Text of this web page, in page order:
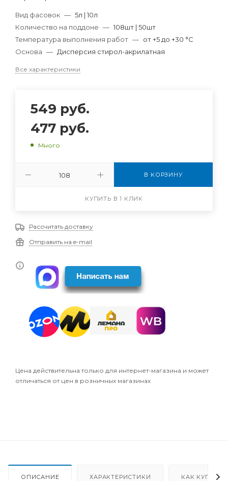
Вид фасовок — 5л | 10л
Количество на поддоне — 108шт | 50шт
Температура выполнения работ — от +5 до +30 °С
Основа — Дисперсия стирол-акрилатная
Все характеристики
549 руб.
477 руб.
Много
В КОРЗИНУ
КУПИТЬ В 1 КЛИК
Рассчитать доставку
Отправить на e-mail
Цена действительна только для интернет-магазина и может
отличаться от цен в розничных магазинах
ОПИСАНИЕ ХАРАКТЕРИСТИКИ КАК КУПИТЬ